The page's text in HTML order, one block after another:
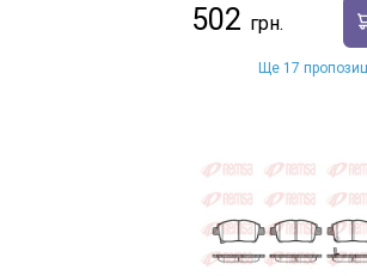
502
Ще 17